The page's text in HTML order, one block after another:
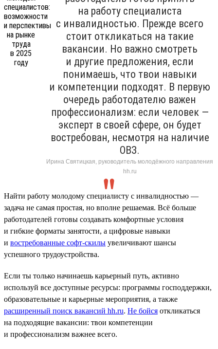
на работу специалиста
с инвалидностью. Прежде всего
стоит откликаться на такие
вакансии. Но важно смотреть
и другие предложения, если
понимаешь, что твои навыки
и компетенции подходят. В первую
очередь работодателю важен
профессионализм: если человек —
эксперт в своей сфере, он будет
востребован, несмотря на наличие
ОВЗ.
Ирина Святицкая, руководитель молодёжного направления
hh.ru
Найти работу молодому специалисту с инвалидностью —
задача не самая простая, но вполне решаемая. Всё больше
работодателей готовы создавать комфортные условия
и гибкие форматы занятости, а цифровые навыки
и востребованные софт-скилы увеличивают шансы
успешного трудоустройства.
Если ты только начинаешь карьерный путь, активно
используй все доступные ресурсы: программы господдержки,
образовательные и карьерные мероприятия, а также
расширенный поиск вакансий hh.ru. Не бойся откликаться
на подходящие вакансии: твои компетенции
и профессионализм важнее всего.